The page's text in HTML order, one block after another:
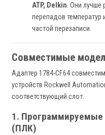
ATP, Delkin. Они лучше
перепадов
частой перезаписи.
Совместимые
Адаптер 1784-CF64
устройств Rockwell
соответствующий слот.
1. Программируемые
(ПЛК)